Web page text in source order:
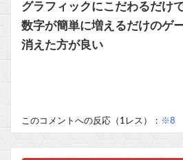
グラフィックにこだわるだけ
数字が簡単に増えるだけのゲ
消えた方が良い
このコメントへの反応（1レス）： ※8